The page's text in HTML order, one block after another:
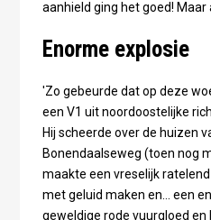
aanhield ging het goed! Maar
Enorme explosie
'Zo gebeurde dat op deze
een V1 uit noordoostelijke
Hij scheerde over de huizen
Bonendaalseweg (toen nog
maakte een vreselijk
met geluid maken en… een
geweldige rode vuurgloed en